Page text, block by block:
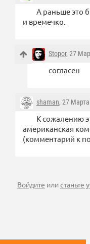
А раньше это
и времечко.
Stopor, 27
согласен
shaman, 27
К сожалению
американская
(комментарий к
Войдите илистаньте